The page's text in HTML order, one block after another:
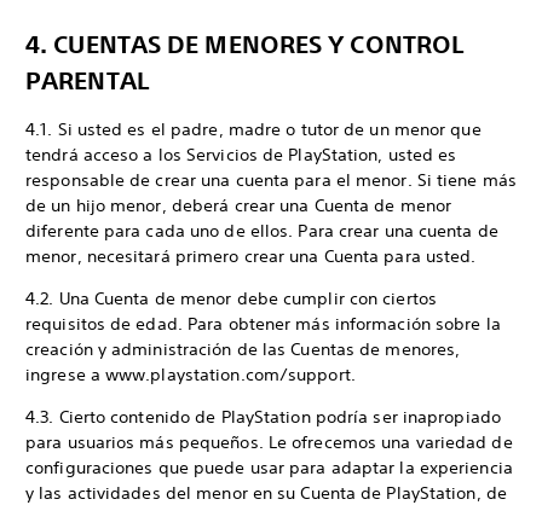
4. CUENTAS DE MENORES Y CONTROL
PARENTAL
4.1. Si usted es el padre, madre o tutor de un menor que
tendrá acceso a los Servicios de PlayStation, usted es
responsable de crear una cuenta para el menor. Si tiene más
de un hijo menor, deberá crear una Cuenta de menor
diferente para cada uno de ellos. Para crear una cuenta de
menor, necesitará primero crear una Cuenta para usted.
4.2. Una Cuenta de menor debe cumplir con ciertos
requisitos de edad. Para obtener más información sobre la
creación y administración de las Cuentas de menores,
ingrese a www.playstation.com/support.
4.3. Cierto contenido de PlayStation podría ser inapropiado
para usuarios más pequeños. Le ofrecemos una variedad de
configuraciones que puede usar para adaptar la experiencia
y las actividades del menor en su Cuenta de PlayStation, de